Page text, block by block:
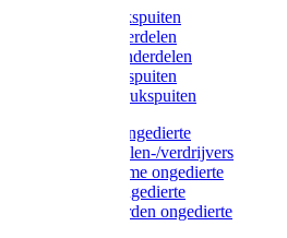
Gloria drukspuiten
Gloria onderdelen
Gardena onderdelen
Dario drukspuiten
Gardena drukspuiten
Diversen ongedierte
Insectenvallen-/verdrijvers
Protect Home ongedierte
Solabiol ongedierte
Protect Garden ongedierte